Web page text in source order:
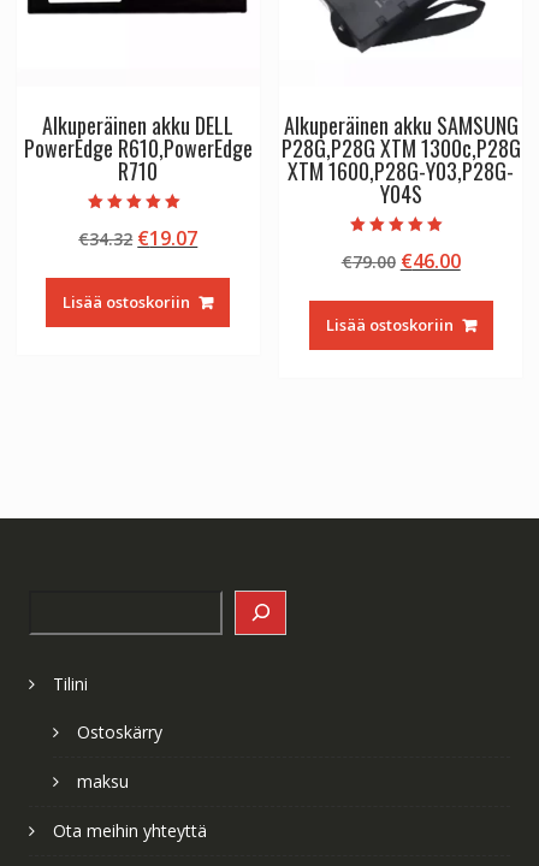
Alkuperäinen akku DELL
PowerEdge R610,PowerEdge
R710
tuotteesta:
5.00
€34.32 Alkuperäinen
oli:
€34.32.
€19.07Nykyinen
on:
€19.07.
Lisää ostoskoriin
Alkuperäinen akku SAMSUNG
P28G,P28G XTM 1300c,P28G
XTM 1600,P28G-Y03,P28G-
Y04S
tuotteesta:
5.00
€79.00 Alkuperäinen
oli:
€79.00.
€46.00
on:
€46.00.
Lisää ostoskoriin
Tilini
Ostoskärry
maksu
Ota meihin yhteyttä